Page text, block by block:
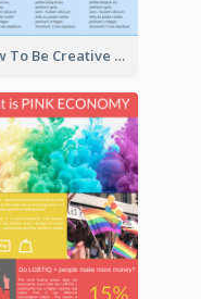
How To Be Creative Infographic